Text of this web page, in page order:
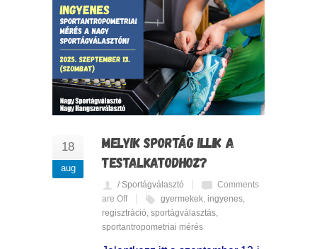
18
aug
MELYIK SPORTÁG ILLIK A
TESTALKATODHOZ?
/ Sportágválasztó
Comments
are Off
gyermekek, ingyenes,
regisztráció, sportágválasztás,
sportantropometriai mérés